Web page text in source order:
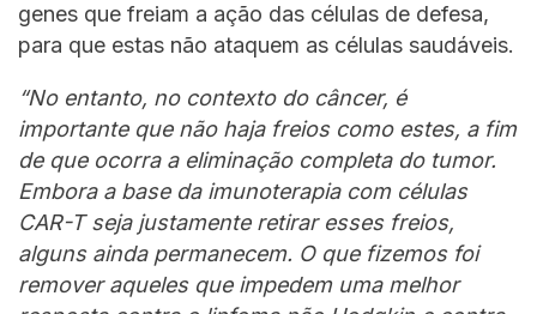
genes que freiam a ação das células de defesa,
para que estas não ataquem as células saudáveis.
“No entanto, no contexto do câncer, é
importante que não haja freios como estes, a fim
de que ocorra a eliminação completa do tumor.
Embora a base da imunoterapia com células
CAR-T seja justamente retirar esses freios,
alguns ainda permanecem. O que fizemos foi
remover aqueles que impedem uma melhor